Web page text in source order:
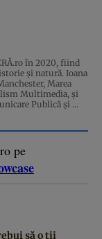
în 2020, fiind
și natură. Ioana
Marea
Multimedia, și
Publică și ...
pe
să o ții